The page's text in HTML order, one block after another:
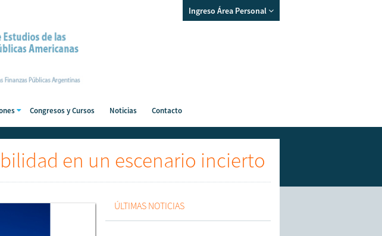
Ingreso Área Personal
Congresos y Cursos Noticias Contacto
en un escenario incierto
ÚLTIMAS NOTICIAS